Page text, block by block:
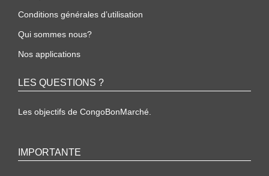
Conditions générales d’utilisation
Qui sommes nous?
Nos applications
LES QUESTIONS ?
Les objectifs de CongoBonMarché.
IMPORTANTE